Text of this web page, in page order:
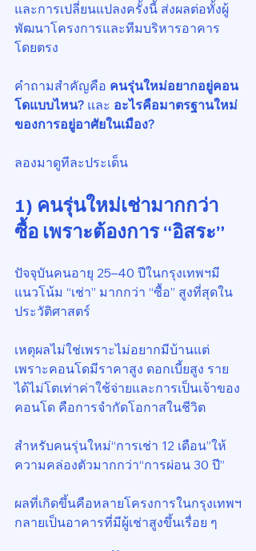
และการเปลี่ยนแปลงครั้งนี้ ส่งผลต่อทั้งผู้
พัฒนาโครงการและทีมบริหารอาคาร
โดยตรง
คำถามสำคัญคือ คนรุ่นใหม่อยากอยู่คอน
โดแบบไหน? และ อะไรคือมาตรฐานใหม่
ของการอยู่อาศัยในเมือง?
ลองมาดูทีละประเด็น
1) คนรุ่นใหม่เช่ามากกว่า
ซื้อ เพราะต้องการ “อิสระ”
ปัจจุบันคนอายุ 25–40 ปีในกรุงเทพฯมี
แนวโน้ม “เช่า” มากกว่า “ซื้อ” สูงที่สุดใน
ประวัติศาสตร์
เหตุผลไม่ใช่เพราะไม่อยากมีบ้านแต่
เพราะคอนโดมีราคาสูง ดอกเบี้ยสูง ราย
ได้ไม่โตเท่าค่าใช้จ่ายและการเป็นเจ้าของ
คอนโด คือการจำกัดโอกาสในชีวิต
สำหรับคนรุ่นใหม่“การเช่า 12 เดือน”ให้
ความคล่องตัวมากกว่า“การผ่อน 30 ปี”
ผลที่เกิดขึ้นคือหลายโครงการในกรุงเทพฯ
กลายเป็นอาคารที่มีผู้เช่าสูงขึ้นเรื่อย ๆ